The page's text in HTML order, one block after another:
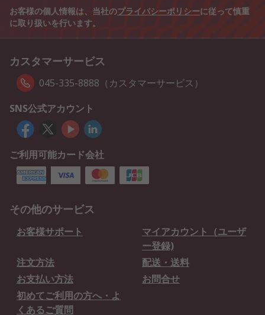
お客様の個人情報は、当社のプライバシーポリシーに従って慎重
に取り扱いを行います。
カスタマーサービス
045-335-8888（カスタマーサービス）
SNS公式アカウント
ご利用可能カード会社
その他のサービス
お客様サポート
マイアカウント（ユーザ
ー登録)
注文方法
配送・送料
お支払い方法
お問合せ
初めてご利用の方へ・よ
くあるご質問